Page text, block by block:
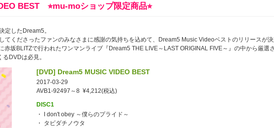
BEST ⭐︎mu-moショップ限定商品⭐︎
定したDream5。
てくださったファンのみなさまに感謝の気持ちを込めて、Dream5 Music Videoベストのリリースが決
赤坂BLITZで行われたワンマンライブ『Dream5 THE LIVE～LAST ORIGINAL FIVE～』の中から厳選
DVDは必見。
[DVD] Dream5 MUSIC VIDEO BEST
2017-03-29
AVB1-92497～8 ¥4,212(税込)
DISC1
・ I don't obey ～僕らのプライド～
・ タビダチノウタ